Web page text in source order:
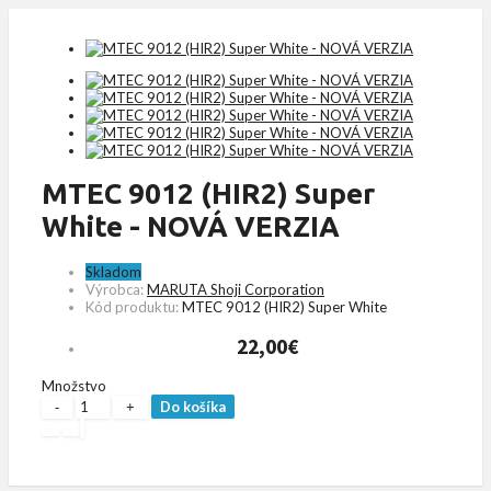
MTEC 9012 (HIR2) Super
White - NOVÁ VERZIA
Skladom
Výrobca:MARUTA Shoji Corporation
Kód produktu:MTEC 9012 (HIR2) Super White
22,00€
Množstvo
Do košíka